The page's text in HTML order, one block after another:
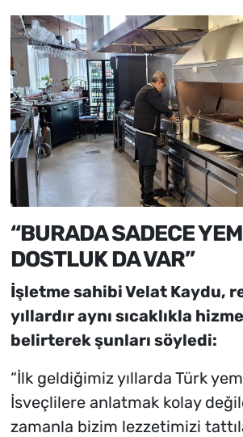
“BURADA SADECE
DOSTLUK DA VAR”
İşletme sahibi Velat Kaydu,
yıllardır aynı sıcaklıkla
belirterek şunları söyledi:
“İlk geldiğimiz yıllarda Türk
İsveçlilere anlatmak kolay
zamanla bizim lezzetimizi